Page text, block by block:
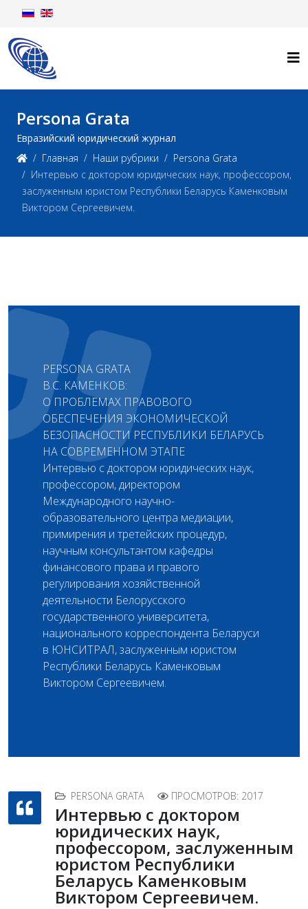
Persona Grata
Евразийский юридический журнал
Главная
Наши рубрики
Persona Grata
Интервью с доктором юридических наук, профессором,
заслуженным юристом Республики Беларусь Каменковым
Виктором Сергеевичем.
PERSONA GRATA
В.С. КАМЕНКОВ:
О ПРОБЛЕМАХ ПРАВОВОГО
ОБЕСПЕЧЕНИЯ ЭКОНОМИЧЕСКОЙ
БЕЗОПАСНОСТИ РЕСПУБЛИКИ БЕЛАРУСЬ
НА СОВРЕМЕННОМ ЭТАПЕ
Интервью с доктором юридических наук,
профессором, директором
Международного научно-
образовательного центра медиации,
примирения и третейских процедур,
научным консультантом кафедры
финансового права и правого
регулирования хозяйственной
деятельности Белорусского
государственного университета,
национального корреспондента Беларуси
в ЮНСИТРАЛ, заслуженным юристом
Республики Беларусь Каменковым
Виктором Сергеевичем.
PERSONA GRATA ПРОСМОТРОВ: 2017
Интервью с доктором
юридических наук,
профессором, заслуженным
юристом Республики
Беларусь Каменковым
Виктором Сергеевичем.